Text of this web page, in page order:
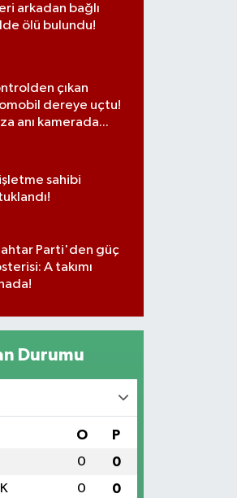
arkadan bağlı
ölü bulundu!
çıkan
dereye uçtu!
anı kamerada...
sahibi
Parti'den güç
A takımı
Durumu
O P
0 0
0 0